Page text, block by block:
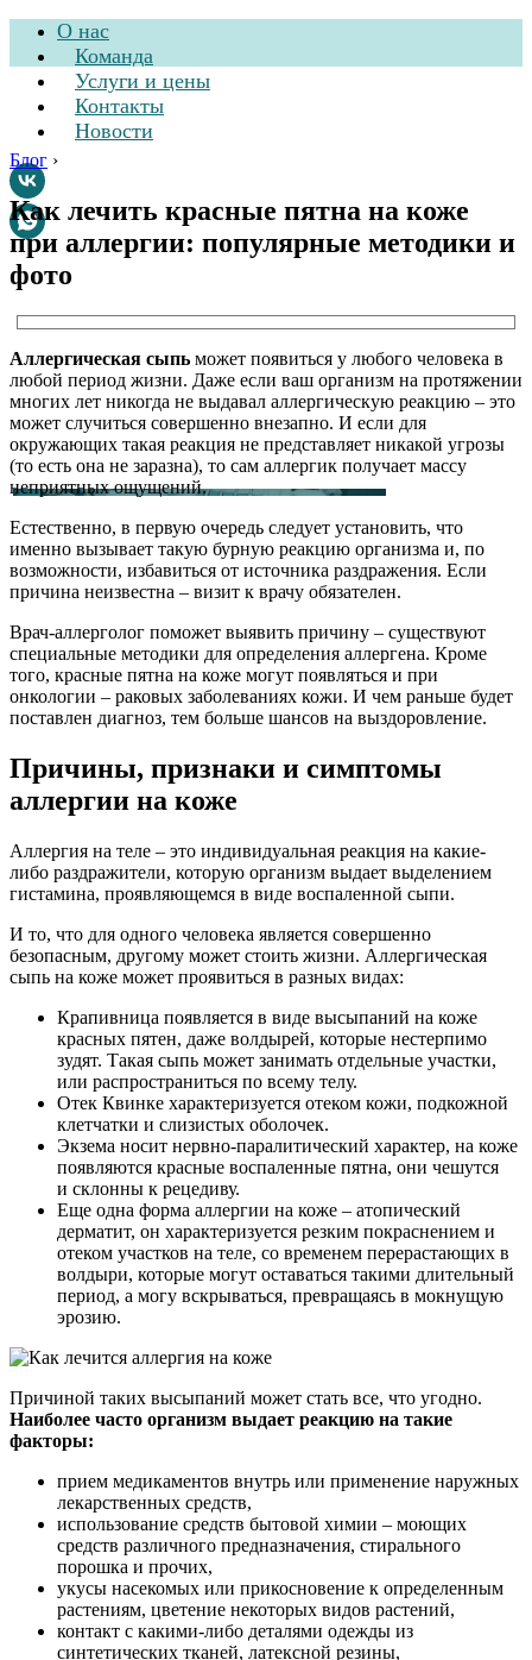
О нас
Команда
Услуги и цены
Контакты
Новости
Стоматологическая
Блог ›
Как лечить красные пятна на коже
при аллергии: популярные методики и
фото
Аллергическая сыпь может появиться у любого человека в
любой период жизни. Даже если ваш организм на протяжении
многих лет никогда не выдавал аллергическую реакцию – это
может случиться совершенно внезапно. И если для
окружающих такая реакция не представляет никакой угрозы
(то есть она не заразна), то сам аллергик получает массу
неприятных ощущений.
Естественно, в первую очередь следует установить, что
именно вызывает такую бурную реакцию организма и, по
возможности, избавиться от источника раздражения. Если
причина неизвестна – визит к врачу обязателен.
Врач-аллерголог поможет выявить причину – существуют
специальные методики для определения аллергена. Кроме
того, красные пятна на коже могут появляться и при
онкологии – раковых заболеваниях кожи. И чем раньше будет
поставлен диагноз, тем больше шансов на выздоровление.
Причины, признаки и симптомы
аллергии на коже
Аллергия на теле – это индивидуальная реакция на какие-
либо раздражители, которую организм выдает выделением
гистамина, проявляющемся в виде воспаленной сыпи.
И то, что для одного человека является совершенно
безопасным, другому может стоить жизни. Аллергическая
сыпь на коже может проявиться в разных видах:
Крапивница появляется в виде высыпаний на коже
красных пятен, даже волдырей, которые нестерпимо
зудят. Такая сыпь может занимать отдельные участки,
или распространиться по всему телу.
Отек Квинке характеризуется отеком кожи, подкожной
клетчатки и слизистых оболочек.
Экзема носит нервно-паралитический характер, на коже
появляются красные воспаленные пятна, они чешутся
и склонны к рецедиву.
Еще одна форма аллергии на коже – атопический
дерматит, он характеризуется резким покраснением и
отеком участков на теле, со временем перерастающих в
волдыри, которые могут оставаться такими длительный
период, а могу вскрываться, превращаясь в мокнущую
эрозию.
Причиной таких высыпаний может стать все, что угодно.
Наиболее часто организм выдает реакцию на такие
факторы:
прием медикаментов внутрь или применение наружных
лекарственных средств,
использование средств бытовой химии – моющих
средств различного предназначения, стирального
порошка и прочих,
укусы насекомых или прикосновение к определенным
растениям, цветение некоторых видов растений,
контакт с какими-либо деталями одежды из
синтетических тканей, латексной резины,